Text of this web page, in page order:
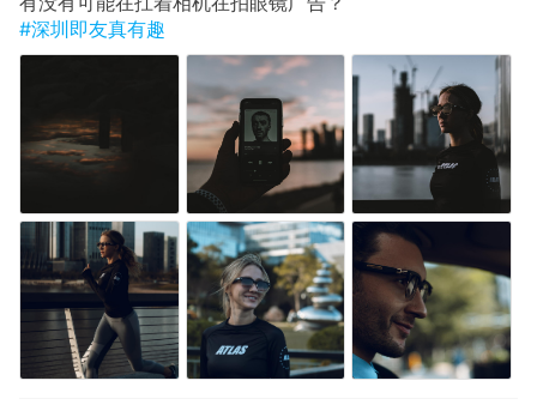
#深圳即友真有趣